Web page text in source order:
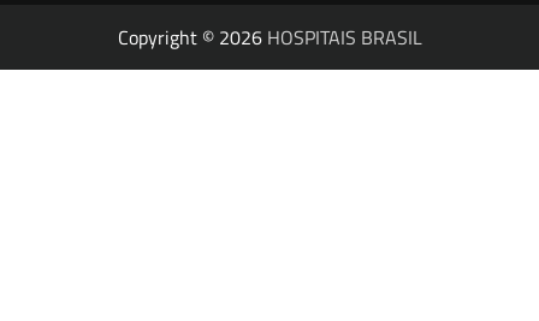
Copyright © 2026 HOSPITAIS BRASIL